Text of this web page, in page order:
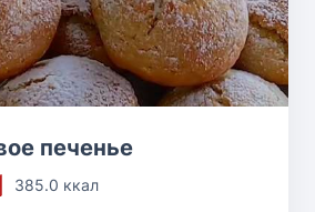
печенье
385.0 ккал